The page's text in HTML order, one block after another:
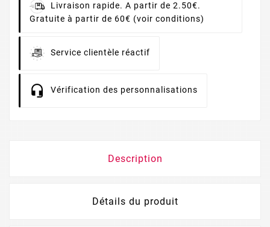
Livraison rapide. A partir de 2.50€.
Gratuite à partir de 60€ (voir conditions)
Service clientèle réactif
Vérification des personnalisations
Description
Détails du produit